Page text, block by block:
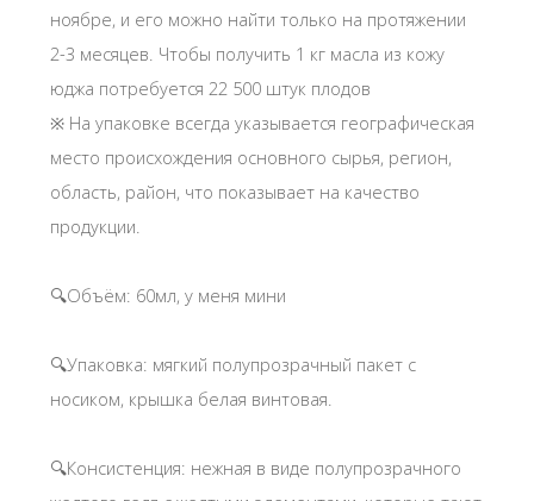
ноябре, и его можно найти только на протяжении
2-3 месяцев. Чтобы получить 1 кг масла из кожу
юджа потребуется 22 500 штук плодов
※ На упаковке всегда указывается географическая
место происхождения основного сырья, регион,
область, район, что показывает на качество
продукции.
🔍Объём: 60мл, у меня мини
🔍Упаковка: мягкий полупрозрачный пакет с
носиком, крышка белая винтовая.
🔍Консистенция: нежная в виде полупрозрачного